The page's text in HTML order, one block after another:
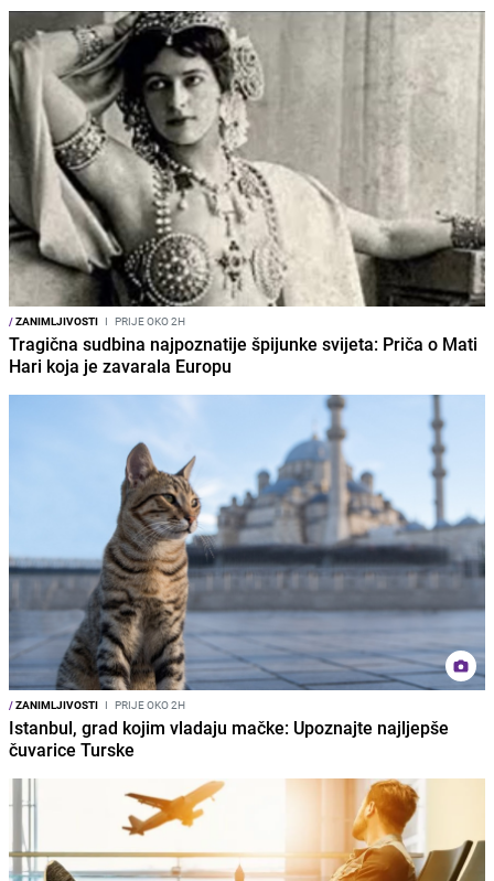
/ZANIMLJIVOSTI I PRIJE OKO 2H
Tragična sudbina najpoznatije špijunke svijeta: Priča o Mati
Hari koja je zavarala Europu
/ZANIMLJIVOSTI I PRIJE OKO 2H
Istanbul, grad kojim vladaju mačke: Upoznajte najljepše
čuvarice Turske